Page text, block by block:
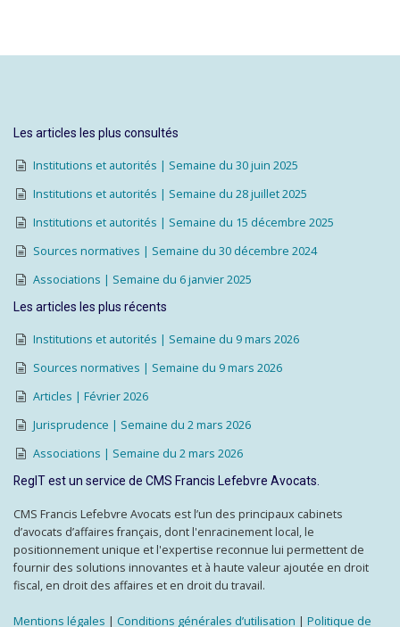
Les articles les plus consultés
Institutions et autorités | Semaine du 30 juin 2025
Institutions et autorités | Semaine du 28 juillet 2025
Institutions et autorités | Semaine du 15 décembre 2025
Sources normatives | Semaine du 30 décembre 2024
Associations | Semaine du 6 janvier 2025
Les articles les plus récents
Institutions et autorités | Semaine du 9 mars 2026
Sources normatives | Semaine du 9 mars 2026
Articles | Février 2026
Jurisprudence | Semaine du 2 mars 2026
Associations | Semaine du 2 mars 2026
RegIT est un service de CMS Francis Lefebvre Avocats.
CMS Francis Lefebvre Avocats est l’un des principaux cabinets
d’avocats d’affaires français, dont l'enracinement local, le
positionnement unique et l'expertise reconnue lui permettent de
fournir des solutions innovantes et à haute valeur ajoutée en droit
fiscal, en droit des affaires et en droit du travail.
Mentions légales | Conditions générales d’utilisation | Politique de